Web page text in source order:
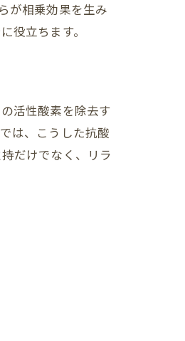
が相乗効果を生み
役立ちます。
活性酸素を除去す
は、こうした抗酸
だけでなく、リラ